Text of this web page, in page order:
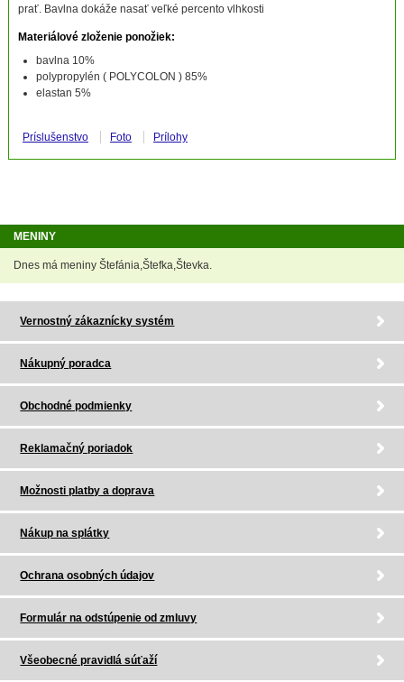
prať. Bavlna dokáže nasať veľké percento vlhkosti
Materiálové zloženie ponožiek:
bavlna 10%
polypropylén ( POLYCOLON ) 85%
elastan 5%
Príslušenstvo Foto Prílohy
MENINY
Dnes má meniny Štefánia,Štefka,Števka.
Vernostný zákaznícky systém
Nákupný poradca
Obchodné podmienky
Reklamačný poriadok
Možnosti platby a doprava
Nákup na splátky
Ochrana osobných údajov
Formulár na odstúpenie od zmluvy
Všeobecné pravidlá súťaží